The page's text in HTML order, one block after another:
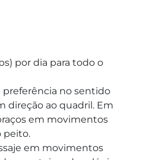
por dia para todo o
preferência no sentido
direção ao quadril. Em
em movimentos
peito.
em movimentos